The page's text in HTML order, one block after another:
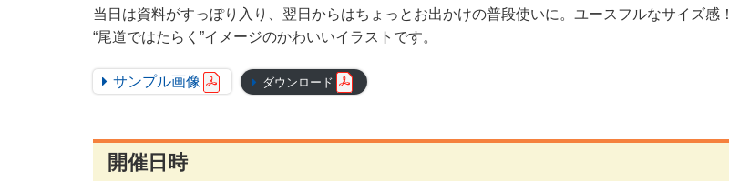
当日は資料がすっぽり入り、翌日からはちょっとお出かけの普段使いに。ユースフルなサイズ感！
“尾道ではたらく”イメージのかわいいイラストです。
サンプル画像 ダウンロード
開催日時